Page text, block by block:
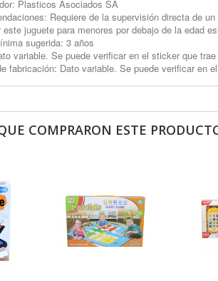
Plasticos Asociados SA
Requiere de la supervisión directa de
este juguete para menores por debajo de la edad
sugerida: 3 años
variable. Se puede verificar en el sticker que
fabricación: Dato variable. Se puede verificar en
COMPRARON ESTE